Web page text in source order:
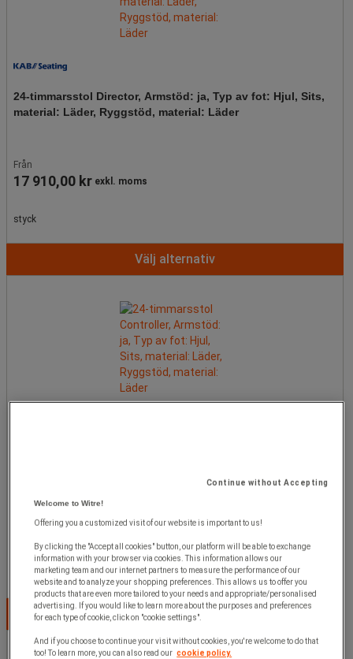
24-timmarsstol Director, Armstöd: ja, Typ av fot: Hjul, Sits,
material: Läder, Ryggstöd, material: Läder
Från
17 910,00 kr exkl. moms
styck
Välj alternativ
styck
Välj alternativ
Continue without Accepting
Welcome to Witre!
Offering you a customized visit of our website is important to us!
By clicking the "Accept all cookies" button, our platform will be able to exchange
information with your browser via cookies. This information allows our
marketing team and our internet partners to measure the performance of our
website and to analyze your shopping preferences. This allows us to offer you
products that are even more tailored to your needs and appropriate/personalised
advertising. If you would like to learn more about the purposes and preferences
for each type of cookie, click on "cookie settings".
And if you choose to continue your visit without cookies, you're welcome to do that
too! To learn more, you can also read our cookie policy.